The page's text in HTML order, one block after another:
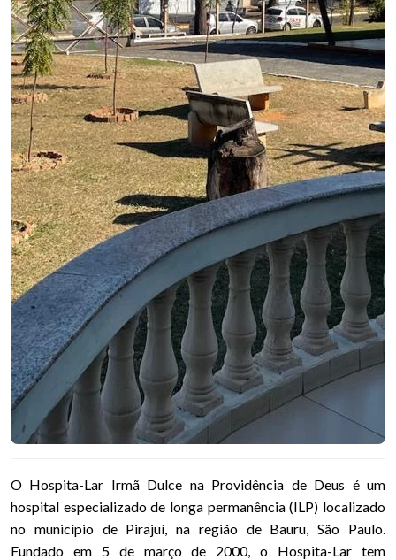
O Hospita-Lar Irmã Dulce na Providência de Deus é um
hospital especializado de longa permanência (ILP) localizado
no município de Pirajuí, na região de Bauru, São Paulo.
Fundado em 5 de março de 2000, o Hospita-Lar tem